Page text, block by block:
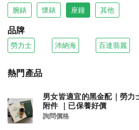
腕錶 懷錶 座鐘 其他
品牌
勞力士 沛納海 百達翡麗
熱門產品
男女皆適宜的黑金配｜勞
附件 ｜已保養好價
詢問價格